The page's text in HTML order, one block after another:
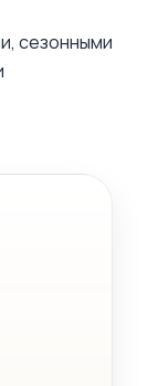
сезонными